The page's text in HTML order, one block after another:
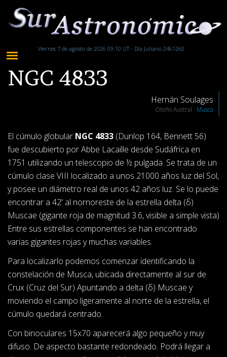
Viernes 7 de agosto de 2026 09:10 UT - Día Juliano 2461260
NGC 4833
Hernán Soulages
Otoño Austral · Musca
El cúmulo globular NGC 4833 (Dunlop 164, Bennett 56)
fue descubierto por Abbe Lacaille desde Sudáfrica en
1751 utilizando un telescopio de ½ pulgada. Se trata de un
cúmulo clase VIII localizado a unos 21000 años luz del Sol,
y posee un diámetro real de unos 42 años luz. Se lo puede
encontrar a 42' al nornoreste de la estrella delta (δ)
Muscae (gigante roja de magnitud 3.6, visible a simple vista)
Entre sus estrellas componentes se han encontrado
varias gigantes rojas y muchas variables.
Para localizarlo podemos comenzar identificando la
constelación de Musca, ubicada directamente al sur de
Crux (Cruz del Sur) Apuntando a delta (δ) Muscae y
moviendo el campo ligeramente al norte de la estrella, el
cúmulo quedará centrado.
Con binoculares 15x70 aparecerá algo pequeño y muy
difuso. De aspecto bastante redondeado. Podrá llegar a